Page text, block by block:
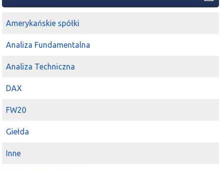
Amerykańskie spółki
Analiza Fundamentalna
Analiza Techniczna
DAX
FW20
Giełda
Inne